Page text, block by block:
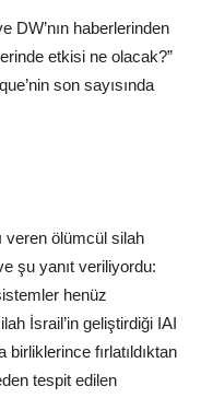
DW’nın haberlerinden
etkisi ne olacak?”
son sayısında
veren ölümcül silah
şu yanıt veriliyordu:
henüz
İsrail’in geliştirdiği IAI
fırlatıldıktan
tespit edilen